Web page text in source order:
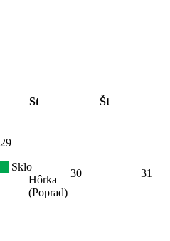
St Št
29
Sklo
Hôrka
(Poprad)
30 31